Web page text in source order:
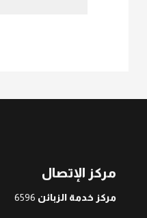
مركز الإتصال
مركز خدمة الزبائن 6596